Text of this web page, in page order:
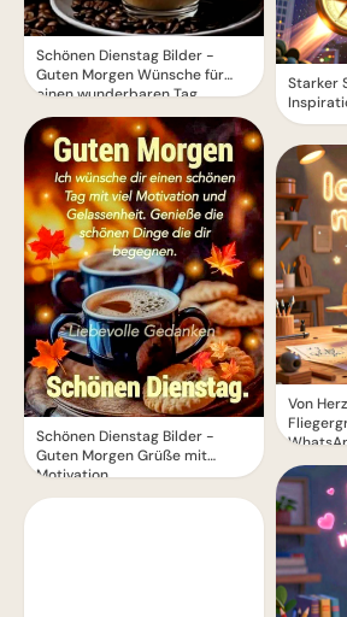
Schönen Dienstag Bilder -
Guten Morgen Wünsche für
einen wunderbaren Tag
Schönen Dienstag Bilder -
Guten Morgen Grüße mit
Motivation
Starker
Von